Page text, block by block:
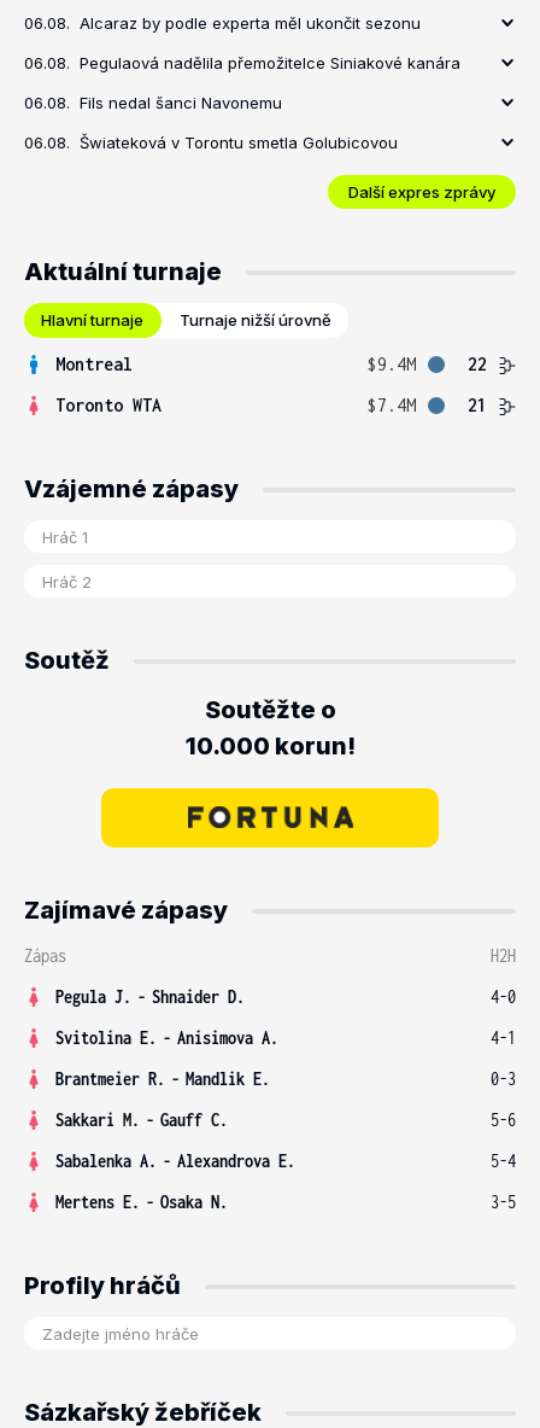
06.08. Alcaraz by podle experta měl ukončit sezonu
06.08. Pegulaová nadělila přemožitelce Siniakové kanára
06.08. Fils nedal šanci Navonemu
06.08. Šwiateková v Torontu smetla Golubicovou
Další expres zprávy
Aktuální turnaje
Hlavní turnaje Turnaje nižší úrovně
Montreal $9.4M
22
Toronto WTA
$7.4M 21
Vzájemné zápasy
Soutěž
Soutěžte o
10.000 korun!
Zajímavé zápasy
Zápas
H2H
Pegula J. - Shnaider D.
4-0
Svitolina E. - Anisimova A.
4-1
Brantmeier R. - Mandlik E.
0-3
Sakkari M. - Gauff C.
5-6
Sabalenka A. - Alexandrova E.
5-4
Mertens E. - Osaka N. 3-5
Profily hráčů
Sázkařský žebříček